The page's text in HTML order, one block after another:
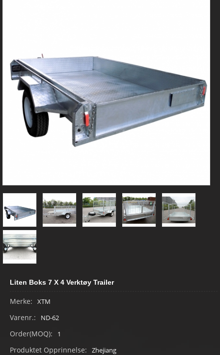
Liten Boks 7 X 4 Verktøy Trailer
Merke: XTM
Varenr.: ND-62
Order(MOQ): 1
Produktet Opprinnelse: Zhejiang